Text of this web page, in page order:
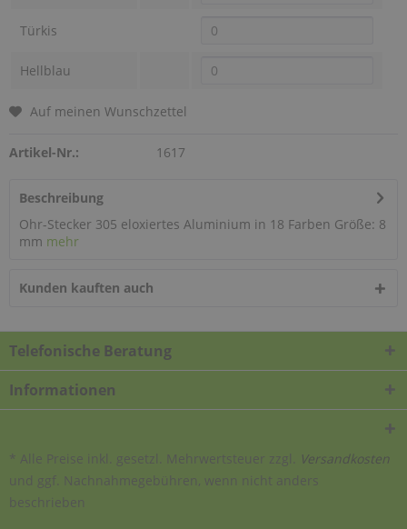
Türkis
Hellblau
Auf meinen Wunschzettel
Artikel-Nr.: 1617
Beschreibung
Ohr-Stecker 305 eloxiertes Aluminium in 18 Farben Größe: 8
mm mehr
Kunden kauften auch
Telefonische Beratung
Informationen
* Alle Preise inkl. gesetzl. Mehrwertsteuer zzgl.
Versandkosten
und ggf. Nachnahmegebühren, wenn nicht anders
beschrieben